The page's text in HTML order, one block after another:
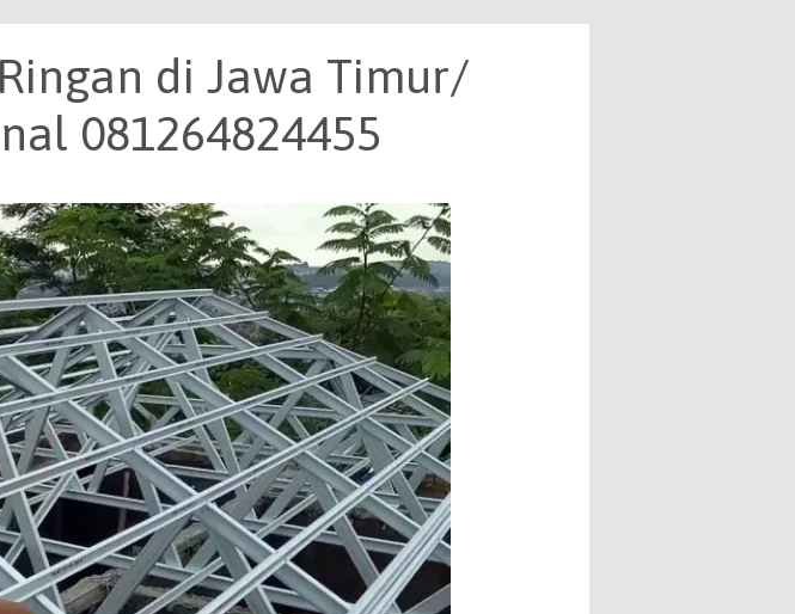
di Jawa Timur/
081264824455